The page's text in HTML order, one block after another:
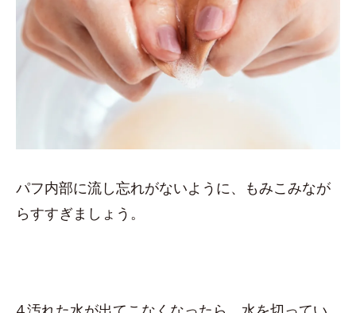
パフ内部に流し忘れがないように、もみこみなが
らすすぎましょう。